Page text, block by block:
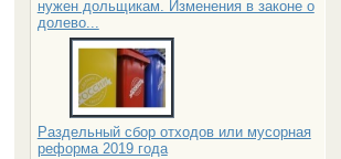
нужен дольщикам. Изменения в законе о
долево...
Раздельный сбор отходов или мусорная
реформа 2019 года